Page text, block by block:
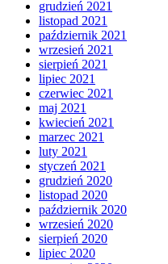
grudzień 2021
listopad 2021
październik 2021
wrzesień 2021
sierpień 2021
lipiec 2021
czerwiec 2021
maj 2021
kwiecień 2021
marzec 2021
luty 2021
styczeń 2021
grudzień 2020
listopad 2020
październik 2020
wrzesień 2020
sierpień 2020
lipiec 2020